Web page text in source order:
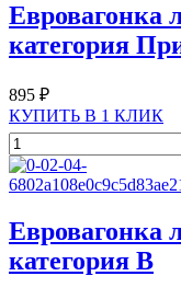
Евровагонка
категория
895 ₽
КУПИТЬ В 1 КЛИК
Евровагонка
категория B